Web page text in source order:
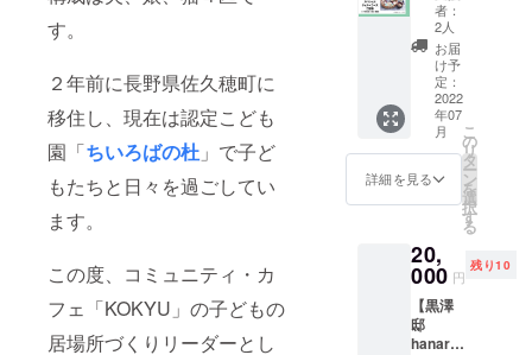
す。
２年前に長野県佐久穂町に
移住し、現在は認定こども
園「ちいろばの杜 」で子ど
もたちと日々を過ごしてい
ます。
この度、コミュニティ・カ
フェ「KOKYU」の子どもの
居場所づくりリーダーとし
ケット
（１杯
ご提供
券）期
限：
2022年
12月31
日まで
URITO
さん紹
「GUR
URITO
」は、
囲炉裏
をぐる
りと囲
Fuji(ル
ジュ
ドゥ ポ
ム_サン
フジ)】
りんご
SUDA
ご
100％、
です。
（酸化
防止剤
無添
加）
等が多
くあ
り、巷
では 天
国とも
呼ばれ
ていま
す。そ
んな東
信地域
を、当
日は
ビール
の造り
手の解
説を聴
（１杯
ご提
供）期
限：
2022年
12月31
日まで
※備考欄
にプ
レート
団体名
を記載
してく
ださ
い。
掲示を
ペシャ
ルディ
ナーに
ご招
待】 中
棚荘別
邸はり
こし
亭
あっ
きー・
ん（横
田顕・
横田志
穂）の
KOKYU
出張
者：
2人
お届
け予
定：
2022
年07
月
詳細を見る
こ
の
リ
タ
ー
ン
を
選
択
す
る
20,
000 円
残り10
【黒澤
邸
hanare